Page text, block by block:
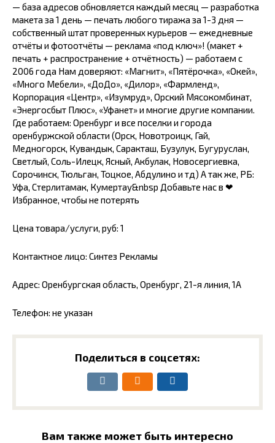
— база адресов обновляется каждый месяц — разработка
макета за 1 день — печать любого тиража за 1-3 дня —
собственный штат проверенных курьеров — ежедневные
отчёты и фотоотчёты — реклама «под ключ»! (макет +
печать + распространение + отчётность) — работаем с
2006 года Нам доверяют: «Магнит», «Пятёрочка», «Окей»,
«Много Мебели», «ДоДо», «Дилор», «Фармленд»,
Корпорация «Центр», «Изумруд», Орский Мясокомбинат,
«Энергосбыт Плюс», «Уфанет» и многие другие компании.
Где работаем: Оренбург и все поселки и города
оренбуржской области (Орск, Новотроицк, Гай,
Медногорск, Кувандык, Саракташ, Бузулук, Бугуруслан,
Светлый, Соль-Илецк, Ясный, Акбулак, Новосергиевка,
Сорочинск, Тюльган, Тоцкое, Абдулино и тд) А так же, РБ:
Уфа, Стерлитамак, Кумертау&nbsp Добавьте нас в ❤
Избранное, чтобы не потерять
Цена товара/услуги, руб: 1
Контактное лицо: Синтез Рекламы
Адрес: Оренбургская область, Оренбург, 21-я линия, 1А
Телефон: не указан
Поделиться в соцсетях:
Вам также может быть интересно